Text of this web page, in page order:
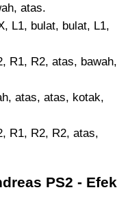
atas.
L1, bulat, bulat, L1,
R1, R2, atas, bawah,
atas, atas, kotak,
R1, R2, R2, atas,
PS2 - Efek